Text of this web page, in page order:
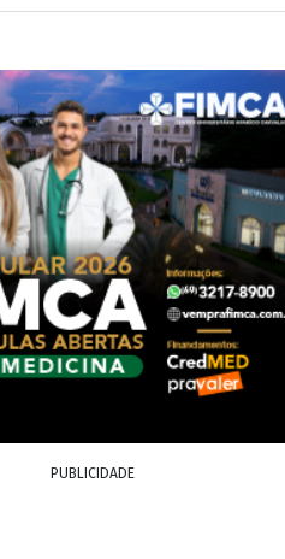
PUBLICIDADE